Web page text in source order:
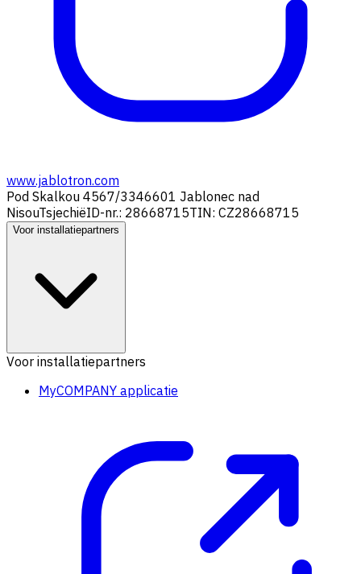
www.jablotron.com
Pod Skalkou 4567/3346601 Jablonec nad
NisouTsjechiëID-nr.: 28668715TIN: CZ28668715
Voor installatiepartners
Voor installatiepartners
MyCOMPANY applicatie